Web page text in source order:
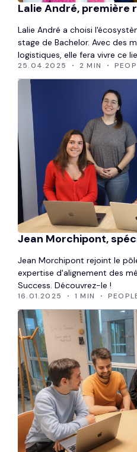
Lalie André, première
Lalie André a choisi
stage de Bachelor. Avec des
logistiques, elle fera vivre ce
25.04.2025 2 MIN
Jean Morchipont,
Jean Morchipont rejoint le
expertise d'alignement des
Success. Découvrez-le !
16.01.2025 1 MIN